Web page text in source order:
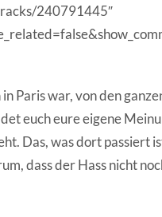
240791445″
Paris war, von den
euch eure eigene
Das, was dort passiert
dass der Hass nicht